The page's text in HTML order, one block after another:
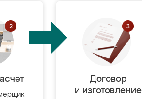
Договор
и изготовление